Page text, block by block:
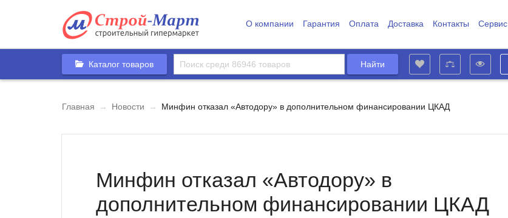
О компании Гарантия Оплата Доставка Контакты Сервис
Каталог товаров
Главная → Новости → Минфин отказал «Автодору» в дополнительном финансировании ЦКАД
Минфин отказал «Автодору» в
дополнительном финансировании ЦКАД